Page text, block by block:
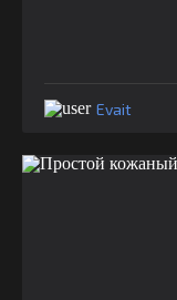
Evait